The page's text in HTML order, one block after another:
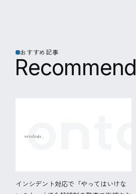
おすすめ記事
Recommend
インシデント対応で「やってはいけな